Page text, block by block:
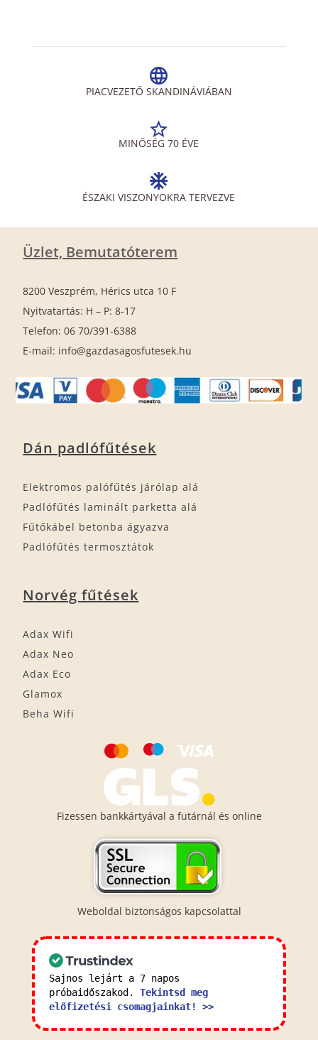
PIACVEZETŐ SKANDINÁVIÁBAN
MINŐSÉG 70 ÉVE
ÉSZAKI VISZONYOKRA TERVEZVE
Üzlet, Bemutatóterem
8200 Veszprém, Hérics utca 10 F
Nyitvatartás: H – P: 8-17
Telefon: 06 70/391-6388
E-mail: info@gazdasagosfutesek.hu
Dán padlófűtések
Elektromos palófűtés járólap alá
Padlófűtés laminált parketta alá
Fűtőkábel betonba ágyazva
Padlófűtés termosztátok
Norvég fűtések
Adax Wifi
Adax Neo
Adax Eco
Glamox
Beha Wifi
Fizessen bankkártyával a futárnál és online
Weboldal biztonságos kapcsolattal
Sajnos lejárt a 7 napos
próbaidőszakod. Tekintsd meg
előfizetési csomagjainkat! >>